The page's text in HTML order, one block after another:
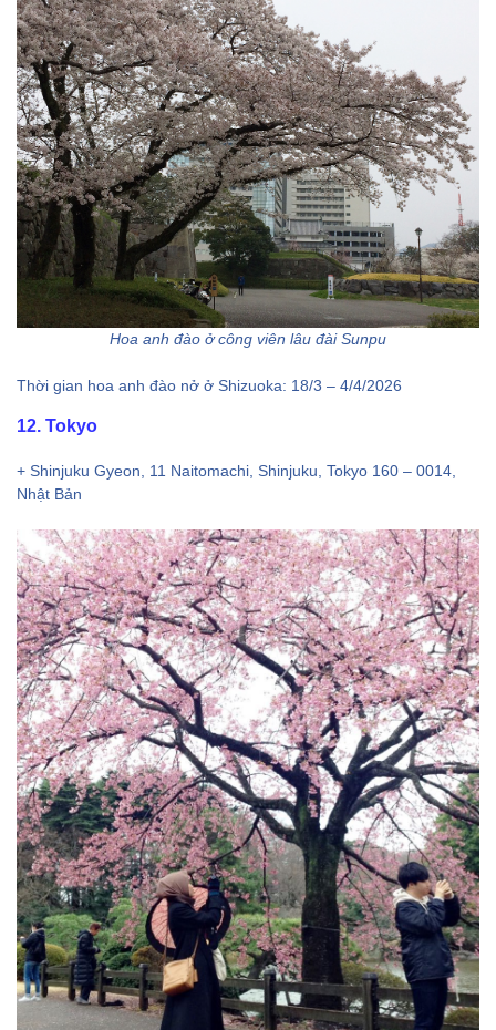
Hoa anh đào ở công viên lâu đài Sunpu
Thời gian hoa anh đào nở ở Shizuoka: 18/3 – 4/4/2026
12. Tokyo
+ Shinjuku Gyeon, 11 Naitomachi, Shinjuku, Tokyo 160 – 0014,
Nhật Bản